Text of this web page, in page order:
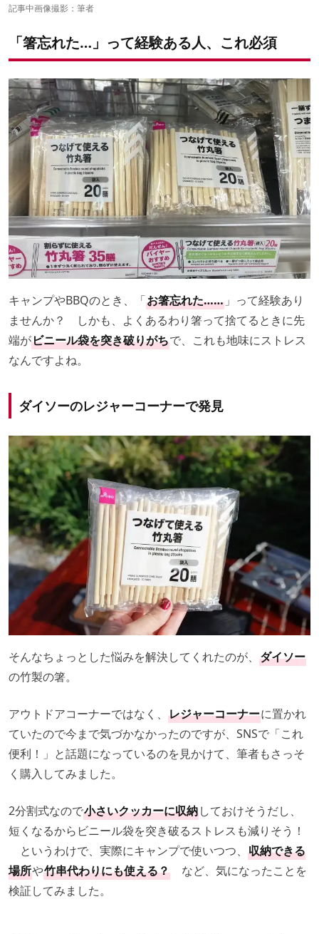
山畑 理絵のプロフィール
記事中画像撮影：筆者
「箸忘れた…」って経験ある人、これ必須
キャンプやBBQのとき、「お箸忘れた…… 」って経験あり
ませんか？ しかも、よくあるわり箸って捨てるときに先
端がビニール袋を突き破りがちで、これも地味にストレス
なんですよね。
ダイソーのレジャーコーナーで発見
そんなちょっとした悩みを解決してくれたのが、 ダイソー
の竹製の箸。
アウトドアコーナーではなく、 レジャーコーナーに置かれ
ていたので今まで気づかなかったのですが、SNSで「これ
便利！」と話題になっているのを見かけて、筆者もさっそ
く購入してみました。
2分割式なので小さいクッカーに収納しておけそうだし、
短くなるからビニール袋を突き破るストレスも減りそう！
というわけで、実際にキャンプで使いつつ、 収納できる
場所や竹串代わりにも使える？ など、気になったことを
検証してみました。